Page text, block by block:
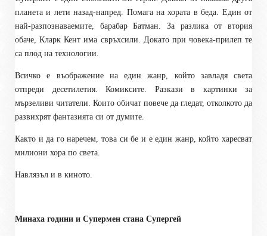
планета и лети назад-напред. Помага на хората в беда. Един от
най-разпознаваемите, барабар Батман. За разлика от втория
обаче, Кларк Кент има свръхсили. Докато при човека-прилеп те
са плод на технологии.
Всичко е въображение на един жанр, който завладя света
отпреди десетилетия. Комиксите. Разкази в картинки за
мързеливи читатели. Които обичат повече да гледат, отколкото да
развихрят фантазията си от думите.
Както и да го наречем, това си бе и е един жанр, който харесват
милиони хора по света.
Навлязъл и в киното.
Минаха години и Супермен стана Супергей